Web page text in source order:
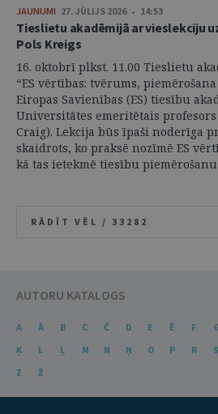
JAUNUMI 27. JŪLIJS 2026 • 14:53
Tieslietu akadēmijā ar vieslekciju
Pols Kreigs
16. oktobrī plkst. 11.00 Tieslietu
“ES vērtības: tvērums,
Eiropas Savienības (ES) tiesību
Universitātes emeritētais profesors
Craig). Lekcija būs īpaši noderīga
skaidrots, ko praksē nozīmē ES
kā tas ietekmē tiesību
RĀDĪT VĒL / 33282
AUTORU KATALOGS
A Ā B C Č D E Ē F
Ķ
L Ļ M N Ņ O P R S
Z
Ž